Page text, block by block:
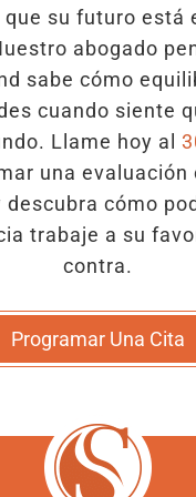
que su futuro está
abogado
sabe cómo
cuando siente
Llame hoy al
una evaluación
descubra cómo
trabaje a su
contra.
Programar Una Cita